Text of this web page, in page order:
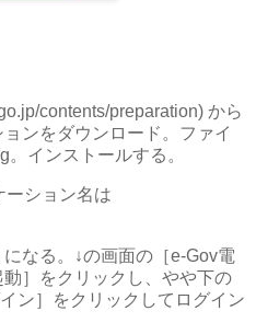
contents/preparation) から
ンをダウンロード。ファイ
インストールする。
ーション名は
なる。↓の画面の［e-Gov電
］をクリックし、やや下の
ン］をクリックしてログイン